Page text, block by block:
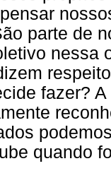
parte de
nessa
fazer?
quando